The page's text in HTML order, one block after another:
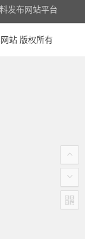
发布网站平台
站 版权所有